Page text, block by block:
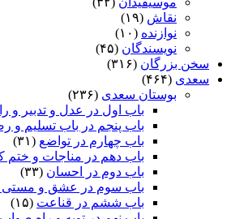
نقاش (۱۹)
نوازنده (۱۰)
نویسندگان (۴۵)
سخن بزرگان (۳۱۶)
سعدی (۴۶۴)
بوستان سعدی (۲۳۶)
باب اول در عدل و تدبیر و
باب پنجم در باب تسلیم و
باب چهارم در تواضع (۳۱)
باب دهم در مناجات و ختم
باب دوم در احسان (۳۳)
باب سوم در عشق و مستی
باب ششم در قناعت (۱۵)